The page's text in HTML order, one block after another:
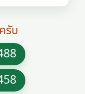
รับ